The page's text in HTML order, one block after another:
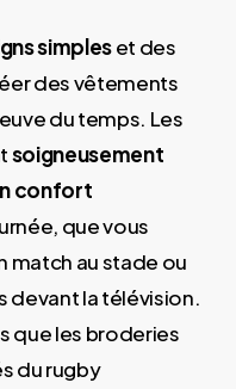
simpleset des
des vêtements
du temps. Les
soigneusement
confort
que vous
match au stade ou
devant la télévision.
que les broderies
du rugby